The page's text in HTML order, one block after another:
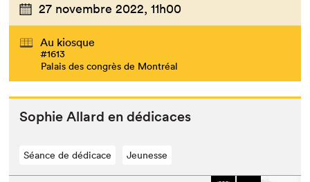
27 novembre 2022, 11h00
Au kiosque
#1613
Palais des congrès de Montréal
Sophie Allard en dédicaces
Séance de dédicace Jeunesse